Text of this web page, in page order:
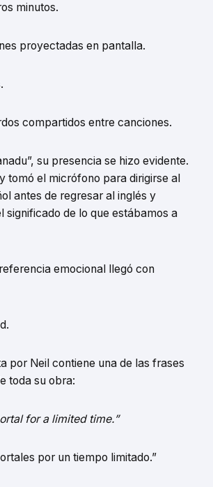
minutos.
proyectadas en pantalla.
compartidos entre canciones.
su presencia se hizo evidente.
tomó el micrófono para dirigirse al
antes de regresar al inglés y
significado de lo que estábamos a
emocional llegó con
por Neil contiene una de las frases
toda su obra:
for a limited time.”
por un tiempo limitado.”